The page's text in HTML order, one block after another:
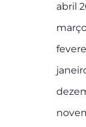
abril